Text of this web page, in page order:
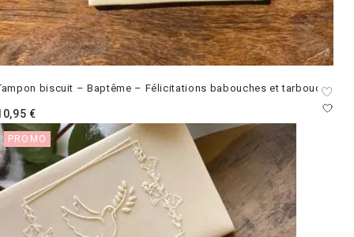
biscuit – Baptême – Félicitations babouches et tarbouche
€
PROMO